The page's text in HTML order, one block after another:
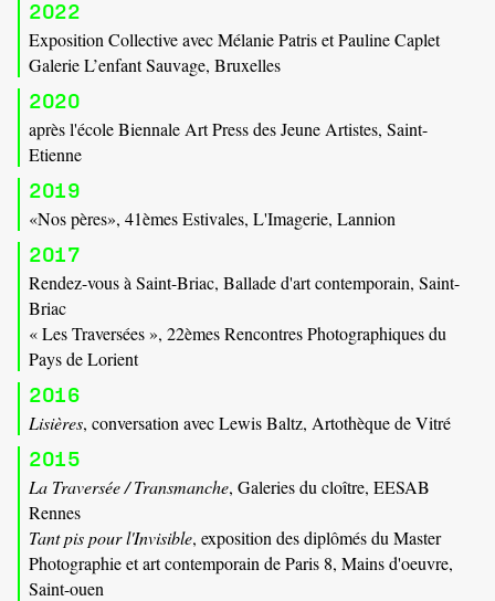
2022
Exposition Collective avec Mélanie Patris et Pauline Caplet
Galerie L’enfant Sauvage, Bruxelles
2020
après l'école Biennale Art Press des Jeune Artistes, Saint-
Etienne
2019
«Nos pères», 41èmes Estivales, L'Imagerie, Lannion
2017
Rendez-vous à Saint-Briac, Ballade d'art contemporain, Saint-
Briac
« Les Traversées », 22èmes Rencontres Photographiques du
Pays de Lorient
2016
Lisières, conversation avec Lewis Baltz, Artothèque de Vitré
2015
La Traversée / Transmanche, Galeries du cloître, EESAB
Rennes
Tant pis pour l'Invisible, exposition des diplômés du Master
Photographie et art contemporain de Paris 8, Mains d'oeuvre,
Saint-ouen